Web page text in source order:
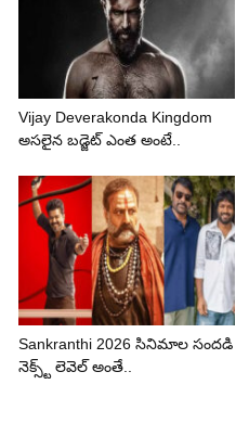
Vijay Deverakonda Kingdom
అసలైన బడ్జెట్ ఎంత అంటే..
Sankranthi 2026 సినిమాల సందడి
నెక్స్ట్ లెవెల్ అంతే..